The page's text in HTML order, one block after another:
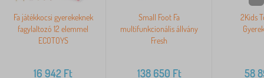
Fa játékkocsi gyerekeknek
fagylaltozó 12 elemmel
ECOTOYS
16 942 Ft
Small Foot Fa
multifunkcionális állvány
Fresh
138 650 Ft
2Kids
58